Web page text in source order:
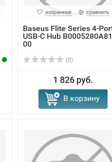
избранное сравнить
Baseus Flite Series 4-
USB-C Hub
00
(0)
1 826 руб.
В корзину